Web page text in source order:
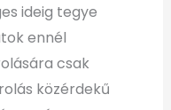
ideig tegye
ennél
csak
közérdekű